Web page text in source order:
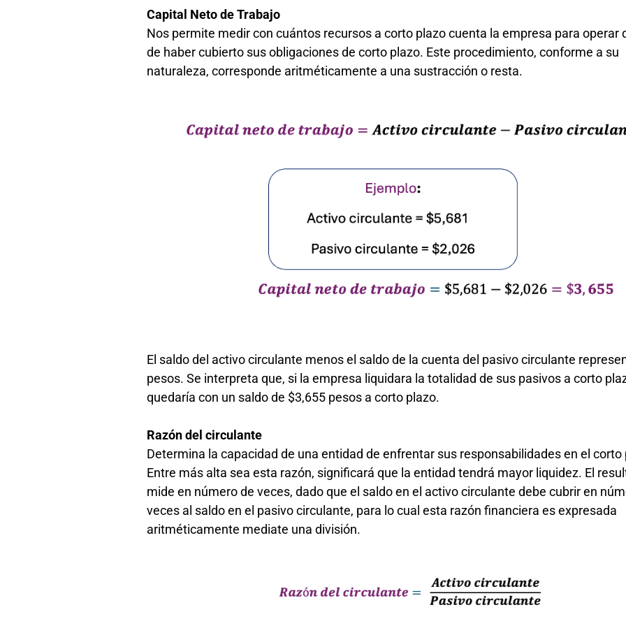
Capital Neto de Trabajo
Nos permite medir con cuántos recursos a corto plazo cuenta la empresa para operar
de haber cubierto sus obligaciones de corto plazo. Este procedimiento, conforme a su
naturaleza, corresponde aritméticamente a una sustracción o resta.
El saldo del activo circulante menos el saldo de la cuenta del pasivo circulante
pesos. Se interpreta que, si la empresa liquidara la totalidad de sus pasivos a corto
quedaría con un saldo de $3,655 pesos a corto plazo.
Razón del circulante
Determina la capacidad de una entidad de enfrentar sus responsabilidades en el corto
Entre más alta sea esta razón, significará que la entidad tendrá mayor liquidez. El
mide en número de veces, dado que el saldo en el activo circulante debe cubrir en
veces al saldo en el pasivo circulante, para lo cual esta razón financiera es expresada
aritméticamente mediate una división.